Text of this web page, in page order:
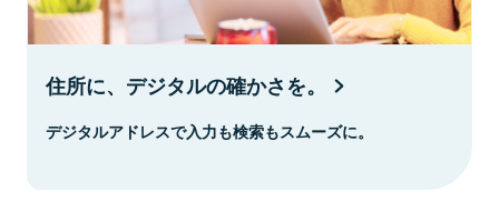
住所に、デジタルの確かさを。
デジタルアドレスで入力も検索もスムーズに。